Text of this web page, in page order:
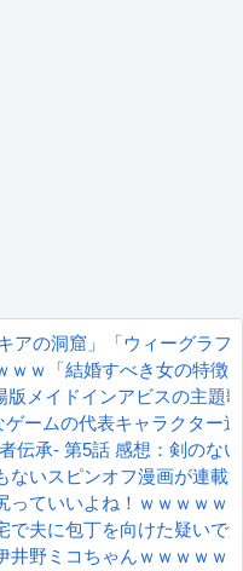
アの洞窟」「ウィーグラ
ｗｗ「結婚すべき女の特徴
版メイドインアビスの主題
ゲームの代表キャラクター
伝承- 第5話 感想：剣のな
ないスピンオフ漫画が連
っていいよね！ｗｗｗｗｗ
で夫に包丁を向けた疑いで
井野ミコちゃんｗｗｗｗｗ